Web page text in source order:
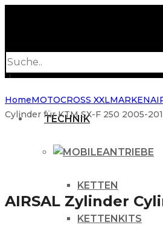
search
TECHNIK
ANTRIEBE
KETTEN
KETTENKITS
HomeMOTOCROSS XXLMARKEN
Cylinder für KTM SX-F 250 2005-
AIRSAL Zylinder